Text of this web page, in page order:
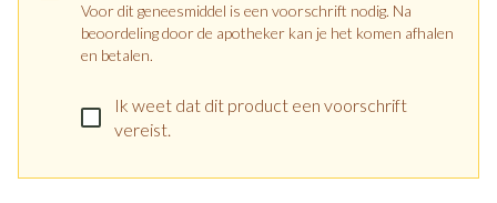
Voor dit geneesmiddel is een voorschrift nodig. Na
beoordeling door de apotheker kan je het komen afhalen
en betalen.
Ik weet dat dit product een voorschrift
vereist.